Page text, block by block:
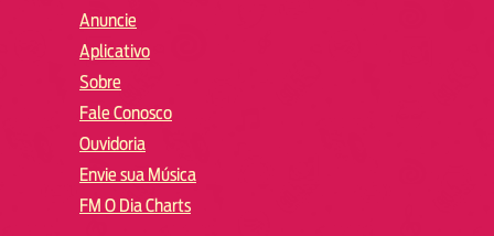
Anuncie
Aplicativo
Sobre
Fale Conosco
Ouvidoria
Envie sua Música
FM O Dia Charts